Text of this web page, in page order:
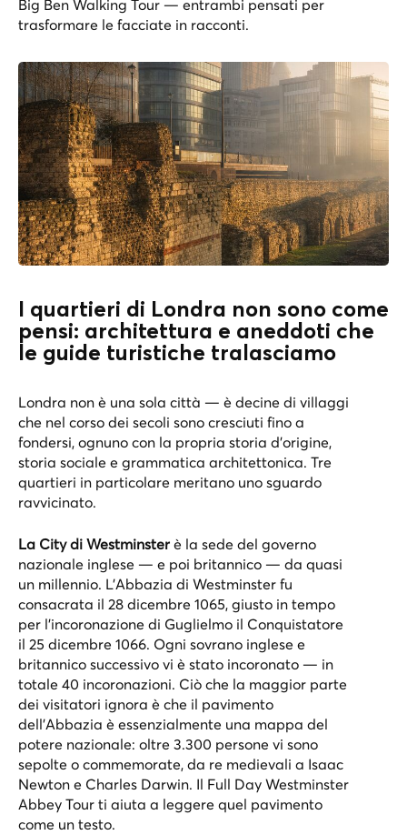
Big Ben Walking Tour — entrambi pensati per
trasformare le facciate in racconti.
I quartieri di Londra non sono come
pensi: architettura e aneddoti che
le guide turistiche tralasciamo
Londra non è una sola città — è decine di villaggi
che nel corso dei secoli sono cresciuti fino a
fondersi, ognuno con la propria storia d’origine,
storia sociale e grammatica architettonica. Tre
quartieri in particolare meritano uno sguardo
ravvicinato.
La City di Westminster è la sede del governo
nazionale inglese — e poi britannico — da quasi
un millennio. L'Abbazia di Westminster fu
consacrata il 28 dicembre 1065, giusto in tempo
per l’incoronazione di Guglielmo il Conquistatore
il 25 dicembre 1066. Ogni sovrano inglese e
britannico successivo vi è stato incoronato — in
totale 40 incoronazioni. Ciò che la maggior parte
dei visitatori ignora è che il pavimento
dell'Abbazia è essenzialmente una mappa del
potere nazionale: oltre 3.300 persone vi sono
sepolte o commemorate, da re medievali a Isaac
Newton e Charles Darwin. Il Full Day Westminster
Abbey Tour ti aiuta a leggere quel pavimento
come un testo.